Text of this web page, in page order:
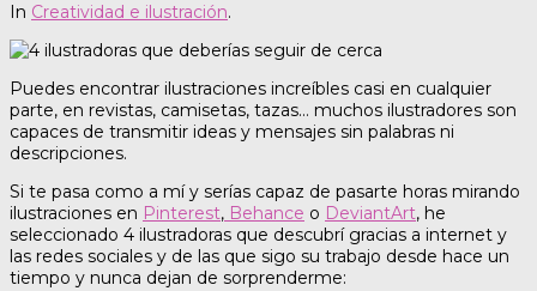
In Creatividad e ilustración.
Puedes encontrar ilustraciones increíbles casi en cualquier
parte, en revistas, camisetas, tazas… muchos ilustradores son
capaces de transmitir ideas y mensajes sin palabras ni
descripciones.
Si te pasa como a mí y serías capaz de pasarte horas mirando
ilustraciones en Pinterest, Behance o DeviantArt, he
seleccionado 4 ilustradoras que descubrí gracias a internet y
las redes sociales y de las que sigo su trabajo desde hace un
tiempo y nunca dejan de sorprenderme: